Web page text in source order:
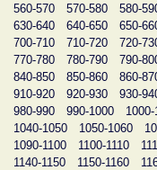
560-570
570-580 580-
630-640
640-650 650-
700-710
710-720 720-
770-780
780-790 790-
840-850
850-860 860-
910-920
920-930 930-
980-990
990-1000
1040-1050
1050-1060
1090-1100
1100-1110
1140-1150
1150-1160